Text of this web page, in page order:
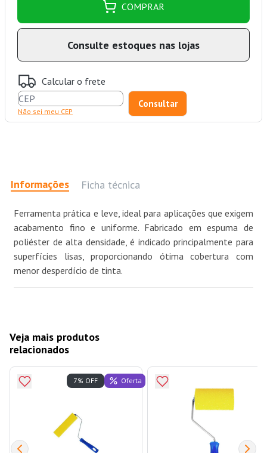
COMPRAR
Consulte estoques nas lojas
Calcular o frete
Não sei meu CEP
Informações Ficha técnica
Ferramenta prática e leve, ideal para aplicações que exigem
acabamento fino e uniforme. Fabricado em espuma de
poliéster de alta densidade, é indicado principalmente para
superfícies lisas, proporcionando ótima cobertura com
menor desperdício de tinta.
Veja mais produtos
relacionados
7% OFF Oferta